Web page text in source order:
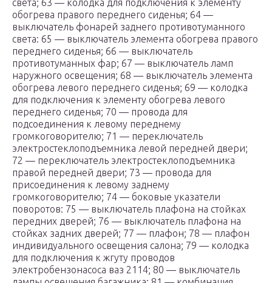
света; 63 — колодка для подключения к элементу
обогрева правого переднего сиденья; 64 —
выключатель фонарей заднего противотуманного
света: 65 — выключатель элемента обогрева правого
переднего сиденья; 66 — выключатель
противотуманных фар; 67 — выключатель ламп
наружного освещения; 68 — выключатель элемента
обогрева левого переднего сиденья; 69 — колодка
для подключения к элементу обогрева левого
переднего сиденья; 70 — провода для
подсоединения к левому переднему
громкоговорителю; 71 — переключатель
электростеклоподъемника левой передней двери;
72 — переключатель электростеклоподъемника
правой передней двери; 73 — провода для
присоединения к левому заднему
громкоговорителю; 74 — боковые указатели
поворотов: 75 — выключатель плафона на стойках
передних дверей; 76 — выключатель плафона на
стойках задних дверей; 77 — плафон; 78 — плафон
индивидуального освещения салона; 79 — колодка
для подключения к жгуту проводов
электробензонасоса ваз 2114; 80 — выключатель